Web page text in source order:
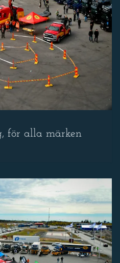
för alla märken